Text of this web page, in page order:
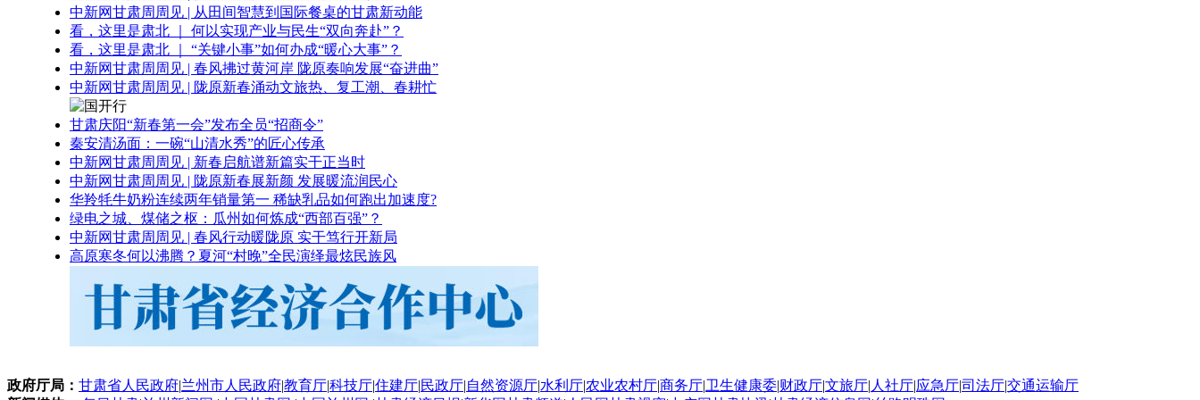
中新网甘肃周周见 | 从田间智慧到国际餐桌的甘肃新动能
看，这里是肃北 ｜ 何以实现产业与民生“双向奔赴”？
看，这里是肃北 ｜ “关键小事”如何办成“暖心大事”？
中新网甘肃周周见 | 春风拂过黄河岸 陇原奏响发展“奋进曲”
中新网甘肃周周见 | 陇原新春涌动文旅热、复工潮、春耕忙
甘肃庆阳“新春第一会”发布全员“招商令”
秦安清汤面：一碗“山清水秀”的匠心传承
中新网甘肃周周见 | 新春启航谱新篇实干正当时
中新网甘肃周周见 | 陇原新春展新颜 发展暖流润民心
华羚牦牛奶粉连续两年销量第一 稀缺乳品如何跑出加速度?
绿电之城、煤储之枢：瓜州如何炼成“西部百强”？
中新网甘肃周周见 | 春风行动暖陇原 实干笃行开新局
高原寒冬何以沸腾？夏河“村晚”全民演绎最炫民族风
政府厅局： 甘肃省人民政府|兰州市人民政府|教育厅|科技厅|住建厅|民政厅|自然资源厅|水利厅|农业农村厅|商务厅|卫生健康委|财政厅|文旅厅| 人社厅|应急厅|司法厅|交通运输厅